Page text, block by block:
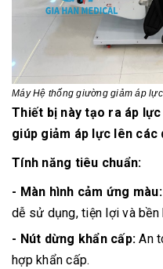
MáyHệ thống giường giảm áp
Thiết bị này tạo ra áp
giúp giảm áp lực lên các
Tính năng tiêu chuẩn:
- Màn hình cảm ứng màu:
dễ sử dụng, tiện lợi và bền
- Nút dừng khẩn cấp: An
hợp khẩn cấp.